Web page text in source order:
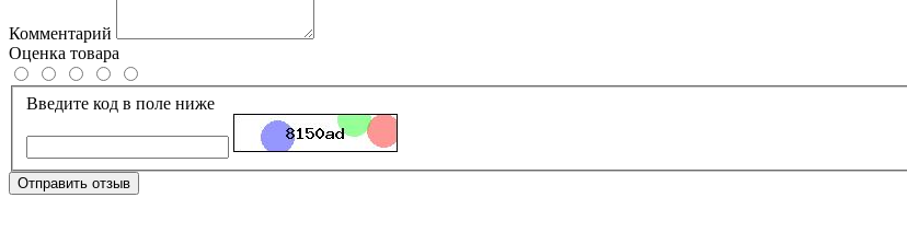
Комментарий
Оценка товара
Введите код в поле ниже
Отправить отзыв